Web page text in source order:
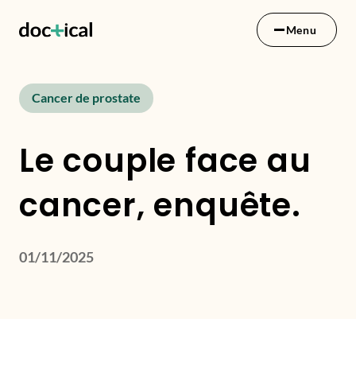
Menu
Cancer de prostate
Le couple face au
cancer, enquête.
01/11/2025